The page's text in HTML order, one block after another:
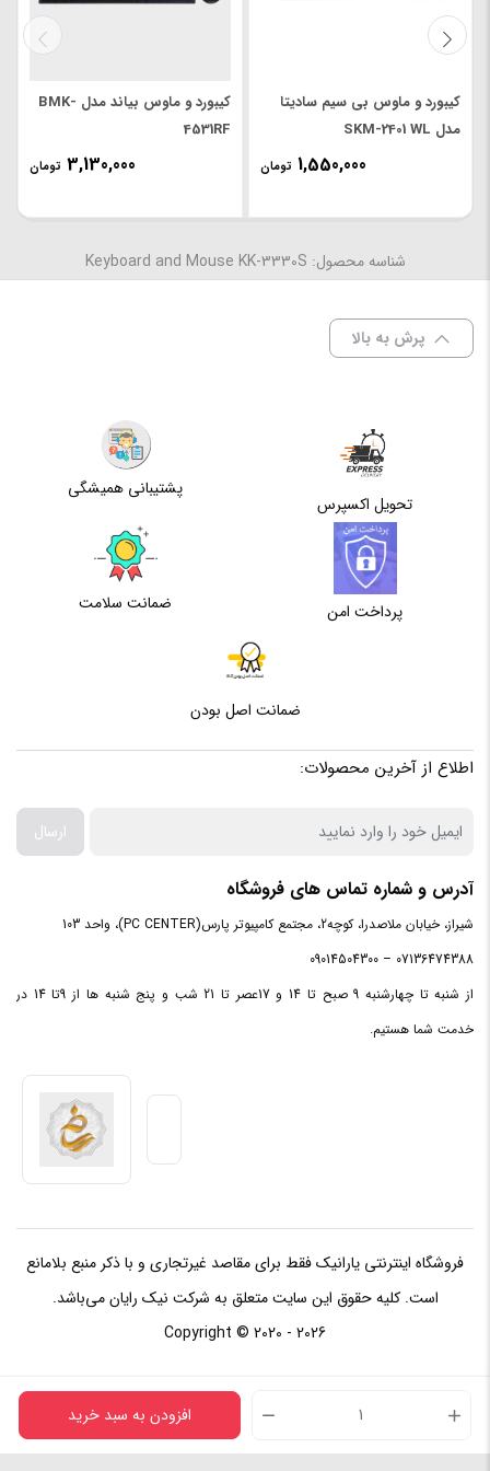
افزودن به سبد خرید
طول
سازگار با
کلیدها
نوع
حسگر
اپتیکال
دارد
کیبورد و ماوس بی سیم سادیتا
مدل SKM-2401 WL
1,550,000 تومان
کیبورد و ماوس بیاند مدل BMK-
4531RF
3,130,000 تومان
شناسه محصول: Keyboard and Mouse KK-3330S
پرش به بالا
تحویل اکسپرس
پشتیبانی همیشگی
پرداخت امن ضمانت سلامت
ضمانت اصل بودن
اطلاع از آخرین محصولات:
ارسال
آدرس و شماره تماس های فروشگاه
شیراز، خیابان ملاصدرا، کوچه2، مجتمع کامپیوتر پارس(PC CENTER)، واحد 103
07136474388 – 09014504300
از شنبه تا چهارشنبه 9 صبح تا 14 و 17عصر تا 21 شب و پنج شنبه ها از 9تا 14 در
خدمت شما هستیم.
فروشگاه اینترنتی یارانیک فقط برای مقاصد غیرتجاری و با ذکر منبع بلامانع
است. کلیه حقوق این سایت متعلق به شرکت نیک رایان می‌باشد.
Copyright © 2020 - 2026